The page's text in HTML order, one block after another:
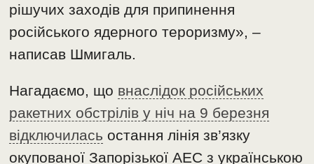
рішучих заходів для припинення
російського ядерного тероризму», –
написав Шмигаль.
Нагадаємо, що внаслідок російських
ракетних обстрілів у ніч на 9 березня
відключилась остання лінія зв’язку
окупованої Запорізької АЕС з українською